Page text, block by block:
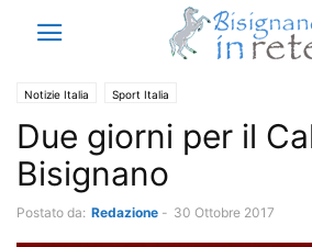
Notizie Italia Sport Italia
Due giorni per il
Bisignano
Postato da: Redazione - 30 Ottobre 2017